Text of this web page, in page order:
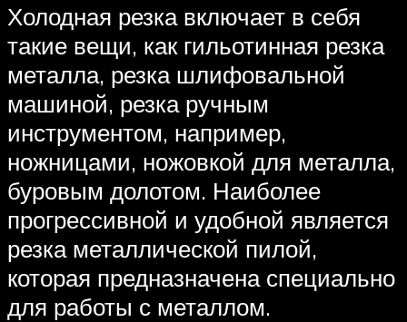
Холодная резка включает в себя
такие вещи, как гильотинная резка
металла, резка шлифовальной
машиной, резка ручным
инструментом, например,
ножницами, ножовкой для металла,
буровым долотом. Наиболее
прогрессивной и удобной является
резка металлической пилой,
которая предназначена специально
для работы с металлом.